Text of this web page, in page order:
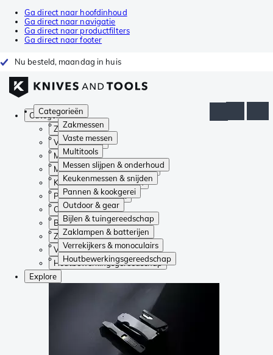
Ga direct naar hoofdinhoud
Ga direct naar navigatie
Ga direct naar productfilters
Ga direct naar footer
Nu besteld, maandag in huis
Categorieën
Zakmessen
Vaste messen
Multitools
Messen slijpen & onderhoud
Keukenmessen & snijden
Pannen & kookgerei
Outdoor & gear
Bijlen & tuingereedschap
Zaklampen & batterijen
Verrekijkers & monoculairs
Houtbewerkingsgereedschap
Categorieën
Zakmessen
Vaste messen
Multitools
Messen slijpen & onderhoud
Keukenmessen & snijden
Pannen & kookgerei
Outdoor & gear
Bijlen & tuingereedschap
Zaklampen & batterijen
Verrekijkers & monoculairs
Houtbewerkingsgereedschap
Explore